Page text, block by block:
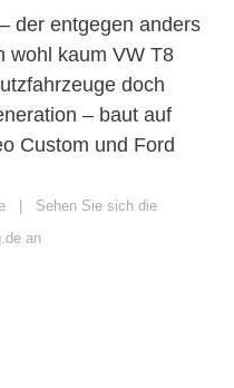
der entgegen anders
wohl kaum VW T8
doch
– baut auf
Custom und Ford
| Sehen Sie sich die
an